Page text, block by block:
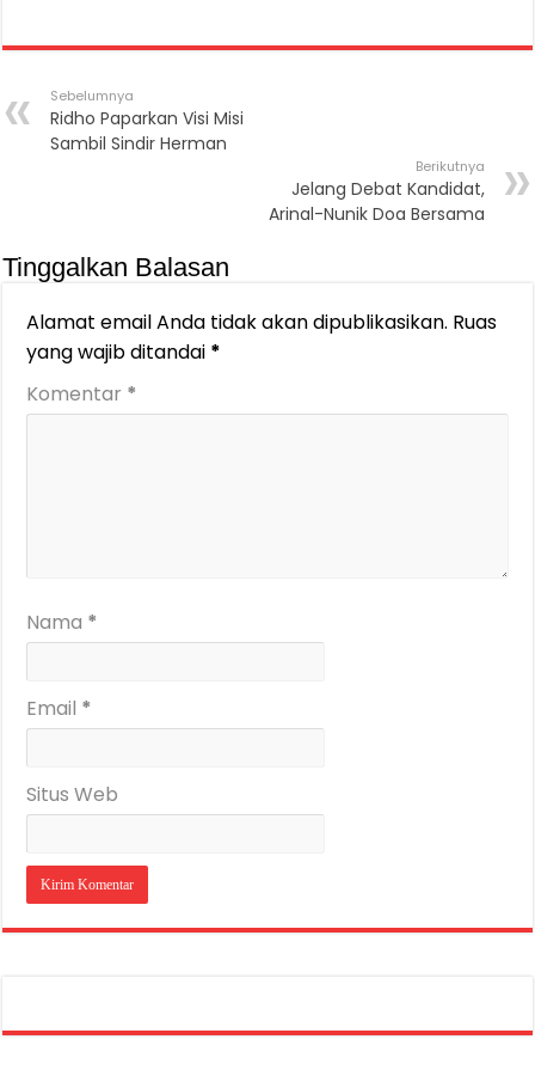
Sebelumnya
Ridho Paparkan Visi Misi
Sambil Sindir Herman
Berikutnya
Jelang Debat Kandidat,
Arinal-Nunik Doa Bersama
Tinggalkan Balasan
Alamat email Anda tidak akan dipublikasikan. Ruas
yang wajib ditandai *
Komentar *
Nama *
Email *
Situs Web